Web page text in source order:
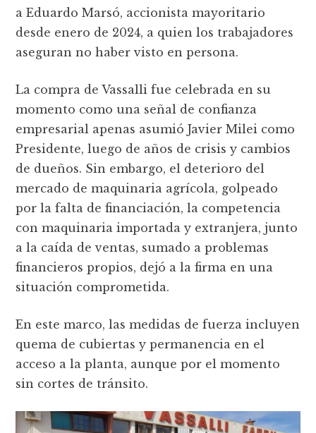
a Eduardo Marsó, accionista mayoritario
desde enero de 2024, a quien los trabajadores
aseguran no haber visto en persona.
La compra de Vassalli fue celebrada en su
momento como una señal de confianza
empresarial apenas asumió Javier Milei como
Presidente, luego de años de crisis y cambios
de dueños. Sin embargo, el deterioro del
mercado de maquinaria agrícola, golpeado
por la falta de financiación, la competencia
con maquinaria importada y extranjera, junto
a la caída de ventas, sumado a problemas
financieros propios, dejó a la firma en una
situación comprometida.
En este marco, las medidas de fuerza incluyen
quema de cubiertas y permanencia en el
acceso a la planta, aunque por el momento
sin cortes de tránsito.